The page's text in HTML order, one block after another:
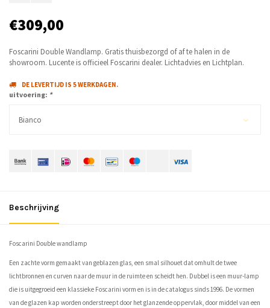
€309,00
Foscarini Double Wandlamp. Gratis thuisbezorgd of af te halen in de
showroom. Lucente is officieel Foscarini dealer. Lichtadvies en Lichtplan.
DE LEVERTIJD IS 5 WERKDAGEN.
uitvoering: *
Bianco
Beschrijving
Foscarini Double wandlamp
Een zachte vorm gemaakt van geblazen glas, een smal silhouet dat omhult de twee
lichtbronnen en curven naar de muur in de ruimte en scheidt hen. Dubbel is een muur-lamp
die is uitgegroeid een klassieke Foscarini vorm en is in de catalogus sinds 1996. De vormen
van de glazen kap worden onderstreept door het glanzende oppervlak, door middel van een